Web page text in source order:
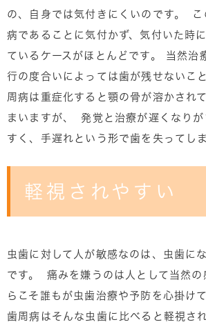
の、自身では気付きにくいのです。 こ
病であることに気付かず、気付いた時
ているケースがほとんどです。 当然治
行の度合いによっては歯が残せないこ
周病は重症化すると顎の骨が溶かされ
まいますが、 発覚と治療が遅くなり
すく、手遅れという形で歯を失ってし
軽視されやすい
虫歯に対して人が敏感なのは、虫歯に
です。 痛みを嫌うのは人として当然の
らこそ誰もが虫歯治療や予防を心掛け
歯周病はそんな虫歯に比べると軽視さ